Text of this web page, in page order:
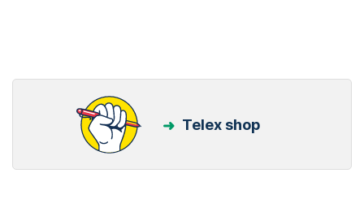
Telex shop